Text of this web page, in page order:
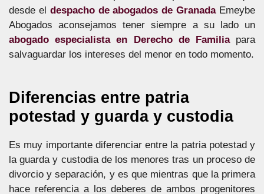
desde el despacho de abogados de GranadaEmeybe
Abogados aconsejamos tener siempre a su lado un
abogado especialista en Derecho de Familiapara
salvaguardar los intereses del menor en todo momento.
Diferencias entre patria
potestad y guarda y custodia
Es muy importante diferenciar entre la patria potestad y
la guarda y custodia de los menores tras un proceso de
divorcio y separación, y es que mientras que la primera
hace referencia a los deberes de ambos progenitores